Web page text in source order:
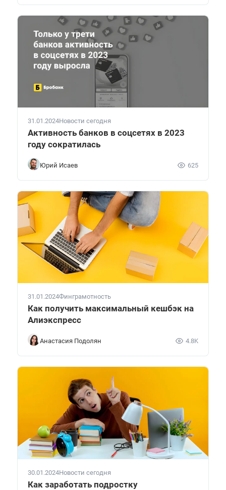
31.01.2024Новости сегодня
Активность банков в соцсетях в 2023
году сократилась
Юрий Исаев 625
31.01.2024Финграмотность
Как получить максимальный кешбэк на
Алиэкспресс
Анастасия Подолян 4.8K
30.01.2024Новости сегодня
Как заработать подростку